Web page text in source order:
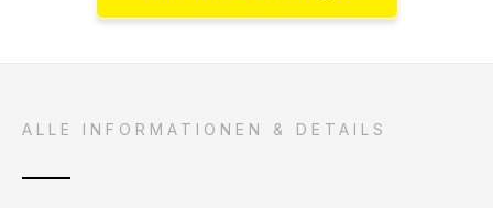
ALLE INFORMATIONEN & DETAILS